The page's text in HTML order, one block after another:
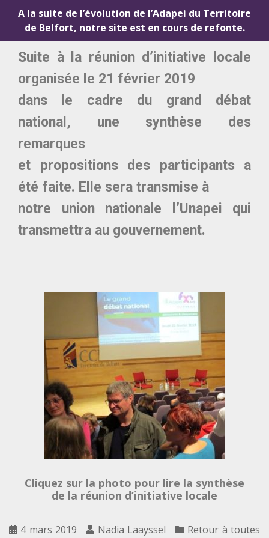
A la suite de l’évolution de l’Adapei du Territoire
de Belfort, notre site est en cours de refonte.
Suite à la réunion d’initiative locale
organisée le 21 février 2019
dans le cadre du grand débat
national, une synthèse des
remarques
et propositions des participants a
été faite. Elle sera transmise à
notre union nationale l’Unapei qui
transmettra au gouvernement.
Cliquez sur la photo pour lire la synthèse
de la réunion d’initiative locale
4 mars 2019 Nadia Laayssel
Retour à toutes